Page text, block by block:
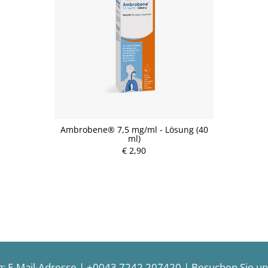
Ambrobene® 7,5 mg/ml - Lösung (40
ml)
€ 2,90